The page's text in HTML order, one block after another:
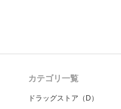
カテゴリ一覧
ドラッグストア（D）